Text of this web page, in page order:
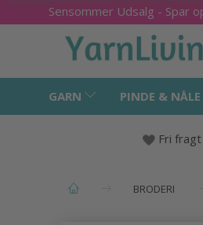
Sensommer Udsalg - Spar
GARN PINDE & NÅLE
Fri
BRODERI